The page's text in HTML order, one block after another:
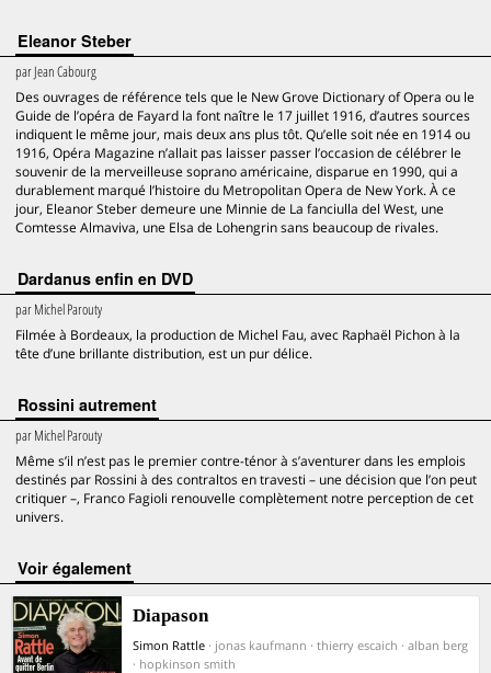
Eleanor Steber
parJean Cabourg
Des ouvrages de référence tels que le New Grove Dictionary of Opera ou le
Guide de l’opéra de Fayard la font naître le 17 juillet 1916, d’autres sources
indiquent le même jour, mais deux ans plus tôt. Qu’elle soit née en 1914 ou
1916, Opéra Magazine n’allait pas laisser passer l’occasion de célébrer le
souvenir de la merveilleuse soprano américaine, disparue en 1990, qui a
durablement marqué l’histoire du Metropolitan Opera de New York. À ce
jour, Eleanor Steber demeure une Minnie de La fanciulla del West, une
Comtesse Almaviva, une Elsa de Lohengrin sans beaucoup de rivales.
Dardanus enfin en DVD
parMichel Parouty
Filmée à Bordeaux, la production de Michel Fau, avec Raphaël Pichon à la
tête d’une brillante distribution, est un pur délice.
Rossini autrement
parMichel Parouty
Même s’il n’est pas le premier contre-ténor à s’aventurer dans les emplois
destinés par Rossini à des contraltos en travesti – une décision que l’on peut
critiquer –, Franco Fagioli renouvelle complètement notre perception de cet
univers.
voir également
Diapason
Simon Rattle · jonas kaufmann · thierry escaich · alban berg
· hopkinson smith